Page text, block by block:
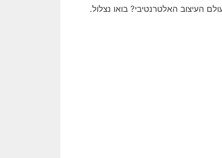
העיצוב האלטרנטיבי? בואו נצלול.